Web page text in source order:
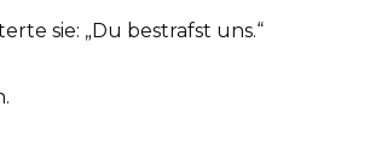
sie: „Du bestrafst uns.“